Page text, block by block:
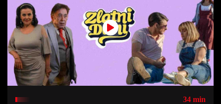
34 min